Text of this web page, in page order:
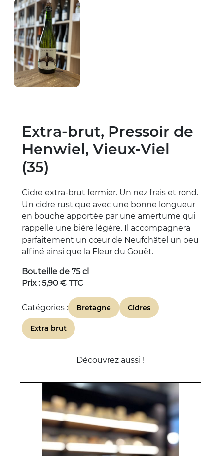
Extra-brut, Pressoir de
Henwiel, Vieux-Viel
(35)
Cidre extra-brut fermier. Un nez frais et rond.
Un cidre rustique avec une bonne longueur
en bouche apportée par une amertume qui
rappelle une bière légère. Il accompagnera
parfaitement un cœur de Neufchâtel un peu
affiné ainsi que la Fleur du Gouët.
Bouteille de 75 cl
Prix : 5,90 € TTC
Catégories : Bretagne Cidres
Extra brut
Découvrez aussi !